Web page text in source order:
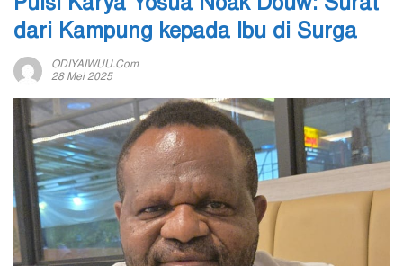
Puisi Karya Yosua Noak Douw: Surat
dari Kampung kepada Ibu di Surga
ODIYAIWUU.com
28 Mei 2025